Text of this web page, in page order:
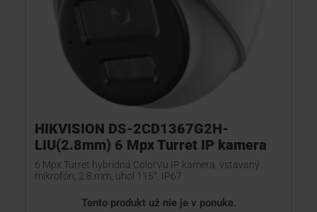
HIKVISION DS-2CD1367G2H-
LIU(2.8mm) 6 Mpx Turret IP kamera
6 Mpx Turret hybridná ColorVu IP kamera, vstavaný
mikrofón, 2.8 mm, uhol 115°, IP67
Tento produkt už nie je v ponuke.